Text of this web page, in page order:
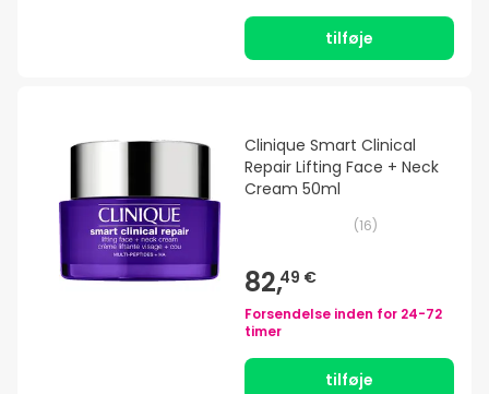
tilføje
Clinique Smart Clinical
Repair Lifting Face + Neck
Cream 50ml
(16)
82,49 €
Forsendelse inden for 24-72
timer
tilføje